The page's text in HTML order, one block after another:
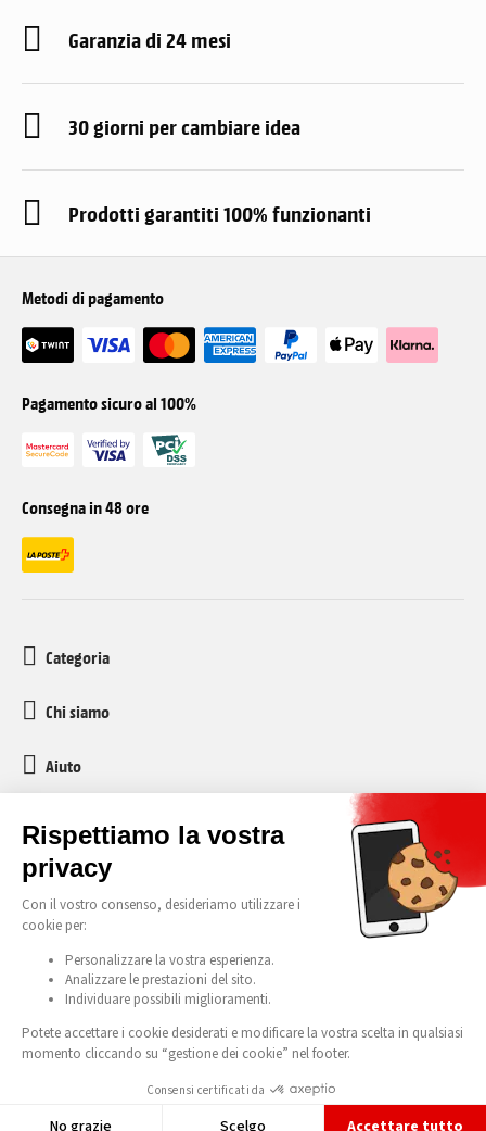
Attenzione all'esclusività
Garanzia di 24 mesi
30 giorni per cambiare idea
Prodotti garantiti 100% funzionanti
Metodi di pagamento
Pagamento sicuro al 100%
Consegna in 48 ore
Categoria
Chi siamo
Aiuto
media-markt-refurbished@recommerce.com
Lunedì-Venerdì 08:00-17:00
Tutti i nostri prezzi sono comprensivi di IVA e tassa di riciclaggio anticipata (TAR).